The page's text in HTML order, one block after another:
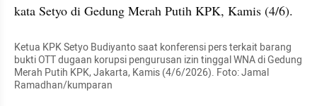
kata Setyo di Gedung Merah Putih KPK, Kamis (4/6).
Ketua KPK Setyo Budiyanto saat konferensi pers terkait barang
bukti OTT dugaan korupsi pengurusan izin tinggal WNA di Gedung
Merah Putih KPK, Jakarta, Kamis (4/6/2026). Foto: Jamal
Ramadhan/kumparan